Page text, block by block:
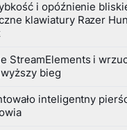
i opóźnienie
klawiatury Razer
StreamElements i
bieg
inteligentny